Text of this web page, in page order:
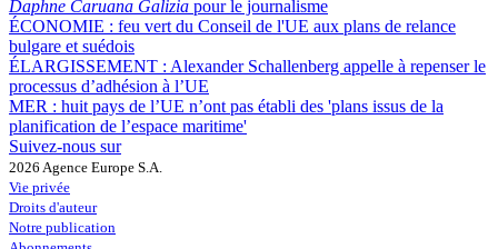
Daphne Caruana Galizia pour le journalisme
ÉCONOMIE : feu vert du Conseil de l'UE aux plans de relance
bulgare et suédois
ÉLARGISSEMENT : Alexander Schallenberg appelle à repenser le
processus d’adhésion à l’UE
MER : huit pays de l’UE n’ont pas établi des 'plans issus de la
planification de l’espace maritime'
Suivez-nous sur
2026 Agence Europe S.A.
Vie privée
Droits d'auteur
Notre publication